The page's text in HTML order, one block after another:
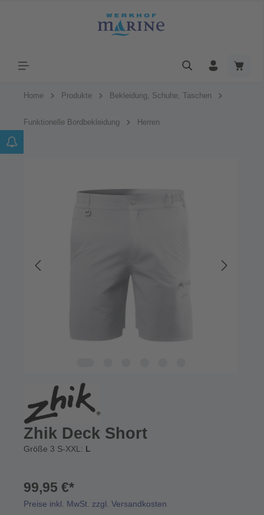
Home Produkte Bekleidung, Schuhe, Taschen
Funktionelle Bordbekleidung Herren
Zhik Deck Short
Größe 3 S-XXL: L
99,95 €*
Preise inkl. MwSt. zzgl. Versandkosten